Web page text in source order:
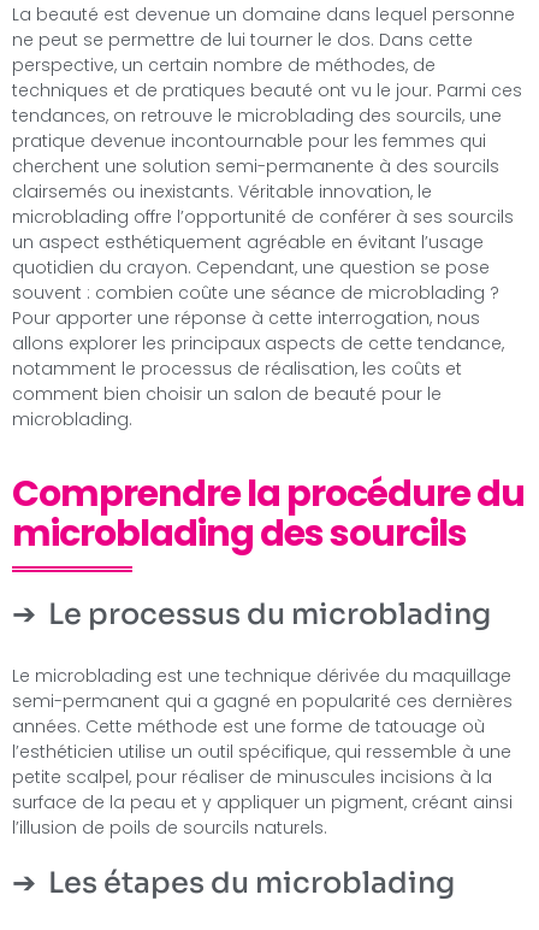
La beauté est devenue un domaine dans lequel personne
ne peut se permettre de lui tourner le dos. Dans cette
perspective, un certain nombre de méthodes, de
techniques et de pratiques beauté ont vu le jour. Parmi ces
tendances, on retrouve le microblading des sourcils, une
pratique devenue incontournable pour les femmes qui
cherchent une solution semi-permanente à des sourcils
clairsemés ou inexistants. Véritable innovation, le
microblading offre l’opportunité de conférer à ses sourcils
un aspect esthétiquement agréable en évitant l’usage
quotidien du crayon. Cependant, une question se pose
souvent : combien coûte une séance de microblading ?
Pour apporter une réponse à cette interrogation, nous
allons explorer les principaux aspects de cette tendance,
notamment le processus de réalisation, les coûts et
comment bien choisir un salon de beauté pour le
microblading.
Comprendre la procédure du
microblading des sourcils
Le processus du microblading
Le microblading est une technique dérivée du maquillage
semi-permanent qui a gagné en popularité ces dernières
années. Cette méthode est une forme de tatouage où
l’esthéticien utilise un outil spécifique, qui ressemble à une
petite scalpel, pour réaliser de minuscules incisions à la
surface de la peau et y appliquer un pigment, créant ainsi
l’illusion de poils de sourcils naturels.
Les étapes du microblading